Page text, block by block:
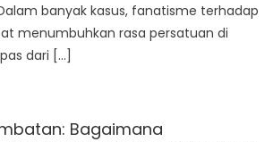
banyak kasus, fanatisme terhadap
menumbuhkan rasa persatuan di
dari […]
Bagaimana